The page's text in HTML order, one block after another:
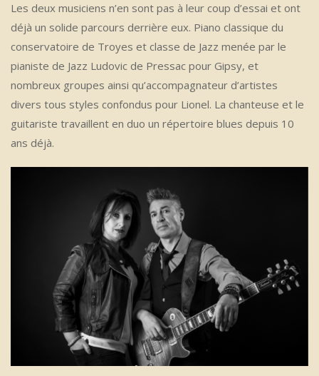
Les deux musiciens n’en sont pas à leur coup d’essai et ont
déjà un solide parcours derrière eux. Piano classique du
conservatoire de Troyes et classe de Jazz menée par le
pianiste de Jazz Ludovic de Pressac pour Gipsy, et
nombreux groupes ainsi qu’accompagnateur d’artistes
divers tous styles confondus pour Lionel. La chanteuse et le
guitariste travaillent en duo un répertoire blues depuis 10
ans déjà.